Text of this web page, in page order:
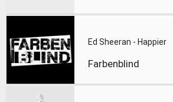
Ed Sheeran - Happier
Farbenblind